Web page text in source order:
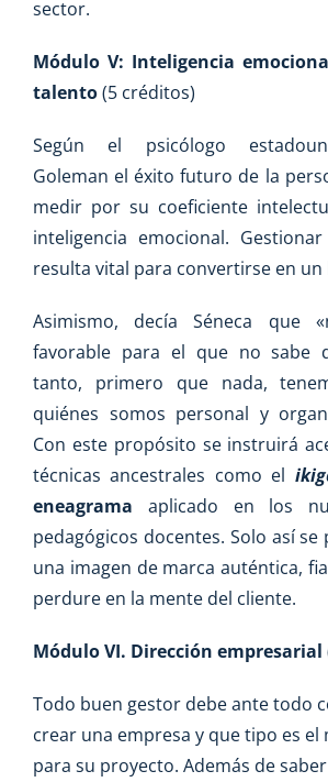
sector.
Módulo V: Inteligencia
talento(5 créditos)
Según el psicólogo
Goleman el éxito futuro de la
medir por su coeficiente
inteligencia emocional.
resulta vital para convertirse en
Asimismo, decía Séneca que
favorable para el que no sabe
tanto, primero que nada,
quiénes somos personal y
Con este propósito se instruirá
técnicas ancestrales como el
eneagrama aplicado en los
pedagógicos docentes. Solo así
una imagen de marca auténtica,
perdure en la mente del cliente.
Módulo VI. Dirección empresarial
Todo buen gestor debe ante todo
crear una empresa y que tipo es el
para su proyecto. Además de